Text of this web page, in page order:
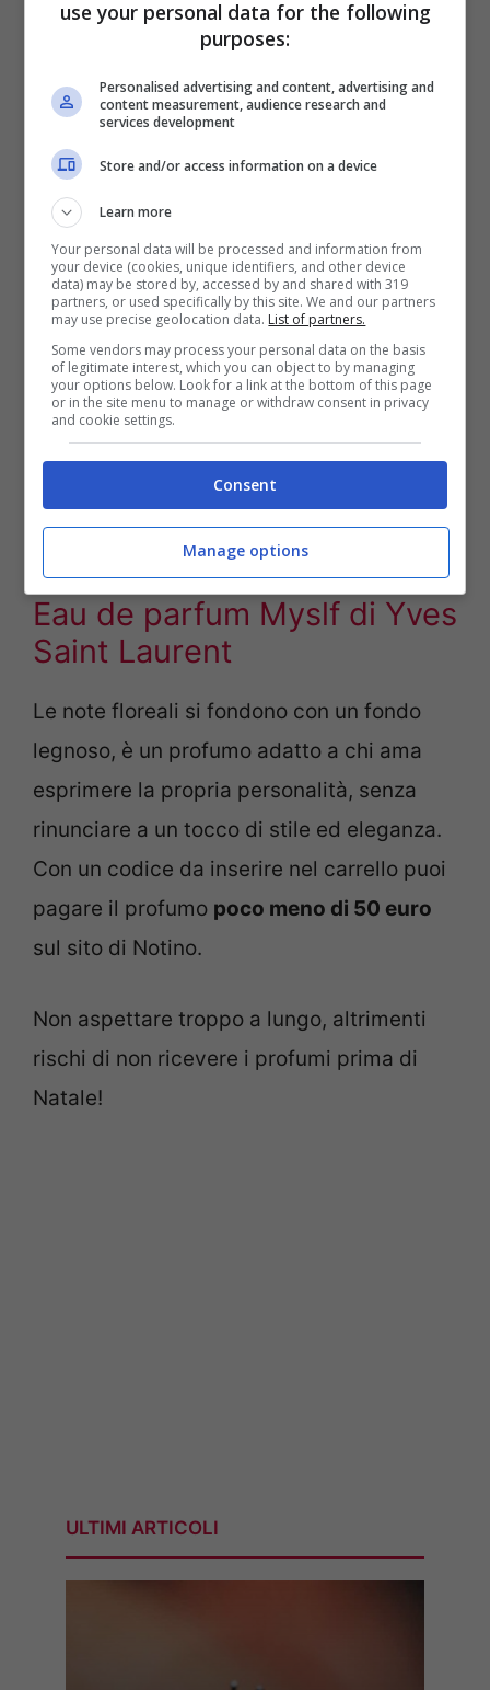
Sauvage, eau de toilette di
Dior
Una fragranza eau de toilette dalle note
viene avvolta da un profumo legnoso e
ambrato che lascia il segno. Pensata per
chi ama lasciare un’impronta ovunque
vada, è la fragranza che esprime
freschezza e libertà. La puoi ottenere a
poco meno di 70 euro
sul sito diSephora. Il prezzo originale è di
circa 115 euro, quindi è un affare da non
lasciarsi sfuggire!
Eau de parfum Myslf di Yves
Saint Laurent
Le note floreali si fondono con un fondo
legnoso, è un profumo adatto a chi ama
esprimere la propria personalità, senza
rinunciare a un tocco di stile ed eleganza.
Con un codice da inserire nel carrello puoi
pagare il profumo poco meno di 50 euro
sul sito di Notino.
Non aspettare troppo a lungo, altrimenti
rischi di non ricevere i profumi prima di
Natale!
ULTIMI ARTICOLI
use your personal data for the following
purposes:
Personalised advertising and content, advertising and
content measurement, audience research and
services development
Store and/or access information on a device
Learn more
Your personal data will be processed and information from
your device (cookies, unique identifiers, and other device
data) may be stored by, accessed by and shared with 319
partners, or used specifically by this site. We and our partners
may use precise geolocation data. List of partners.
Some vendors may process your personal data on the basis
of legitimate interest, which you can object to by managing
your options below. Look for a link at the bottom of this page
or in the site menu to manage or withdraw consent in privacy
and cookie settings.
Consent
Manage options